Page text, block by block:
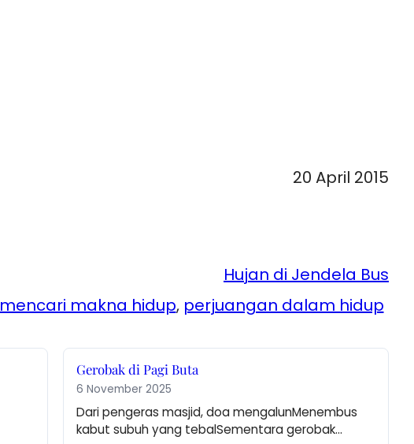
20 April 2015
Hujan di Jendela Bus
mencari makna hidup, perjuangan dalam hidup
Gerobak di Pagi Buta
6 November 2025
Dari pengeras masjid, doa mengalunMenembus
kabut subuh yang tebalSementara gerobak…